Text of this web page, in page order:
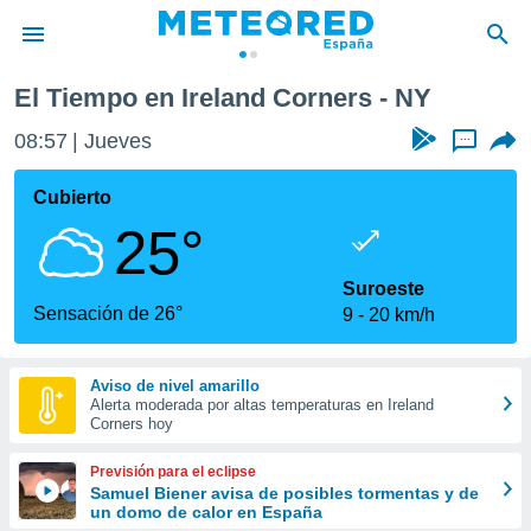
de
por
se
calidad.
a este
las
y
forma
digital
basada
El Tiempo en Ireland Corners - NY
08:57 Jueves ...
Cubierto
25°
Sensación de 26°
Suroeste
9
20 km/h
Aviso de nivel amarillo
Alerta moderada por altas temperaturas en Ireland
Corners hoy
Previsión para el eclipse
Samuel Biener avisa de posibles tormentas y de
un domo de calor en España